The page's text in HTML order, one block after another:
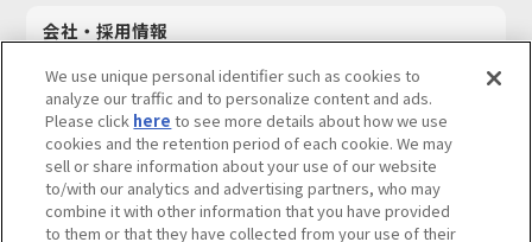
会社・採用情報
採用情報
サステナビリティ
お問い合わせ
We use unique personal identifier such as cookies to
analyze our traffic and to personalize content and ads.
Please click here to see more details about how we use
cookies and the retention period of each cookie. We may
sell or share information about your use of our website
to/with our analytics and advertising partners, who may
combine it with other information that you have provided
to them or that they have collected from your use of their